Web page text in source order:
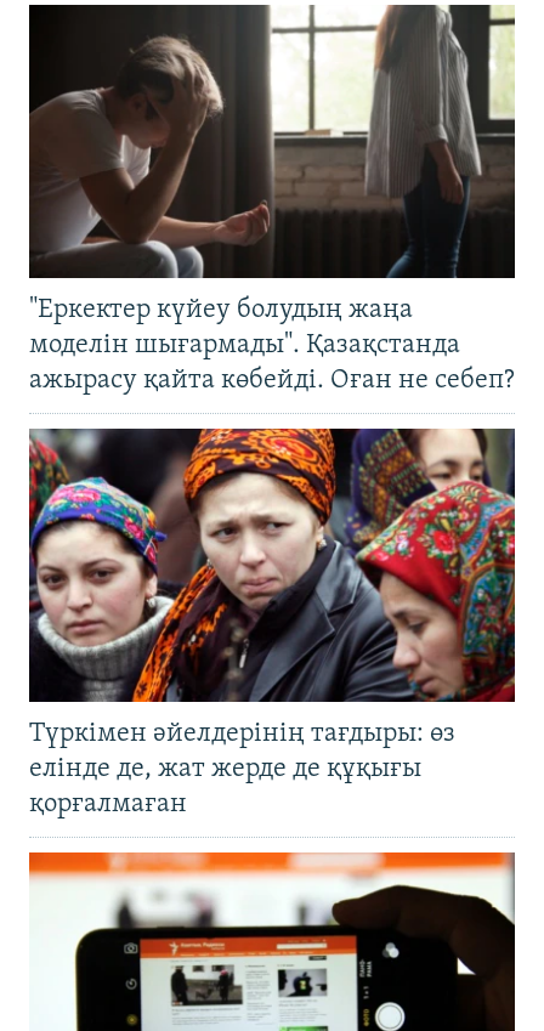
"Еркектер күйеу болудың жаңа
моделін шығармады". Қазақстанда
ажырасу қайта көбейді. Оған не себеп?
Түркімен әйелдерінің тағдыры: өз
елінде де, жат жерде де құқығы
қорғалмаған